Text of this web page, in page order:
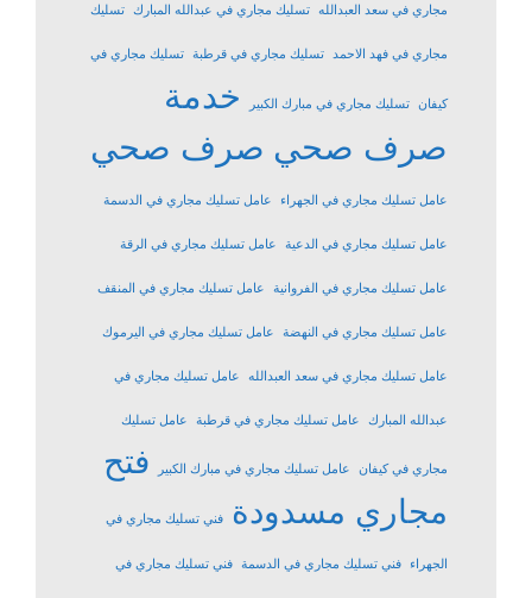
مجاري في سعد العبدالله تسليك مجاري في عبدالله المبارك تسليك
مجاري في فهد الاحمد تسليك مجاري في قرطبة تسليك مجاري في
كيفان تسليك مجاري في مبارك الكبير
خدمة
صرف صحي صرف صحي
عامل تسليك مجاري في الجهراء عامل تسليك مجاري في الدسمة
عامل تسليك مجاري في الدعية عامل تسليك مجاري في الرقة
عامل تسليك مجاري في الفروانية عامل تسليك مجاري في المنقف
عامل تسليك مجاري في النهضة عامل تسليك مجاري في اليرموك
عامل تسليك مجاري في سعد العبدالله عامل تسليك مجاري في
عبدالله المبارك عامل تسليك مجاري في قرطبة عامل تسليك
مجاري في كيفان عامل تسليك مجاري في مبارك الكبير
فتح
مجاري مسدودة
فني تسليك مجاري في
الجهراء فني تسليك مجاري في الدسمة فني تسليك مجاري في